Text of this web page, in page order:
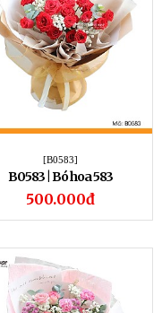
[B0583]
B0583 | Bó hoa 583
500.000đ